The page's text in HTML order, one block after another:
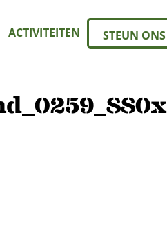
ACTIVITEITEN STEUN ONS